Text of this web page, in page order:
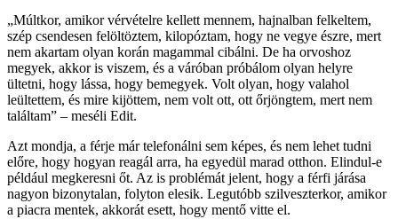
„Múltkor, amikor vérvételre kellett mennem, hajnalban felkeltem,
szép csendesen felöltöztem, kilopóztam, hogy ne vegye észre, mert
nem akartam olyan korán magammal cibálni. De ha orvoshoz
megyek, akkor is viszem, és a váróban próbálom olyan helyre
ültetni, hogy lássa, hogy bemegyek. Volt olyan, hogy valahol
leültettem, és mire kijöttem, nem volt ott, ott őrjöngtem, mert nem
találtam” – meséli Edit.
Azt mondja, a férje már telefonálni sem képes, és nem lehet tudni
előre, hogy hogyan reagál arra, ha egyedül marad otthon. Elindul-e
például megkeresni őt. Az is problémát jelent, hogy a férfi járása
nagyon bizonytalan, folyton elesik. Legutóbb szilveszterkor, amikor
a piacra mentek, akkorát esett, hogy mentő vitte el.